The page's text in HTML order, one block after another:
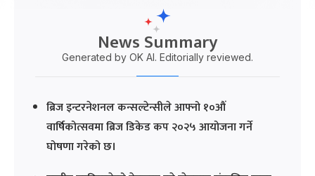
News Summary
Generated by OK AI. Editorially reviewed.
ब्रिज इन्टरनेशनल कन्सल्टेन्सीले आफ्नो १०औं
वार्षिकोत्सवमा ब्रिज डिकेड कप २०२५ आयोजना गर्ने
घोषणा गरेको छ।